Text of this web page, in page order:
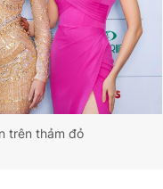
quảng cáo
404
trên thảm đỏ